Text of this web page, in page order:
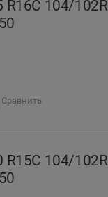
R16C 104/102R
Сравнить
R15C 104/102R